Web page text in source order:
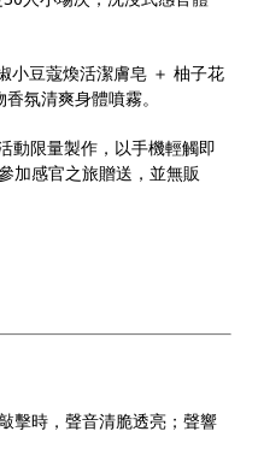
小豆蔻煥活潔膚皂 ＋ 柚子花
氛清爽身體噴霧。
動限量製作，以手機輕觸即
加感官之旅贈送，並無販
擊時，聲音清脆透亮；聲響